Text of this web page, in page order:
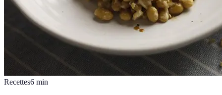
Recettes6 min